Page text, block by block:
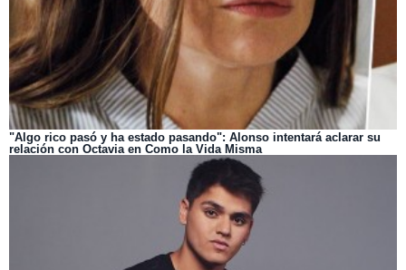
"Algo rico pasó y ha estado pasando": Alonso intentará aclarar su
relación con Octavia en Como la Vida Misma